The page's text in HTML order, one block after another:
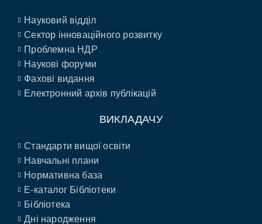
Науковий відділ
Сектор інноваційного розвитку
Проблемна НДР
Наукові форуми
Фахові видання
Електронний архів публікацій
ВИКЛАДАЧУ
Стандарти вищої освіти
Навчальні плани
Нормативна база
E-каталог Бібліотеки
Бібліотека
Дні народження